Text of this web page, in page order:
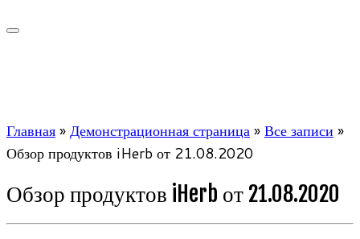
Главная»Демонстрационная страница»Все записи »
Обзор продуктов iHerb от 21.08.2020
Обзор продуктов iHerb от 21.08.2020